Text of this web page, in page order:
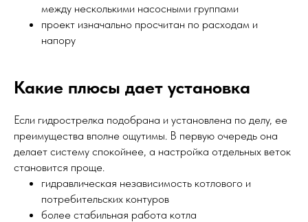
между несколькими насосными группами
проект изначально просчитан по расходам и
напору
Какие плюсы дает установка
Если гидрострелка подобрана и установлена по делу, ее
преимущества вполне ощутимы. В первую очередь она
делает систему спокойнее, а настройка отдельных веток
становится проще.
гидравлическая независимость котлового и
потребительских контуров
более стабильная работа котла